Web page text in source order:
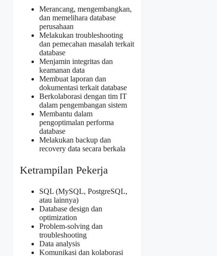
Merancang, mengembangkan,
dan memelihara database
perusahaan
Melakukan troubleshooting
dan pemecahan masalah terkait
database
Menjamin integritas dan
keamanan data
Membuat laporan dan
dokumentasi terkait database
Berkolaborasi dengan tim IT
dalam pengembangan sistem
Membantu dalam
pengoptimalan performa
database
Melakukan backup dan
recovery data secara berkala
Ketrampilan Pekerja
SQL (MySQL, PostgreSQL,
atau lainnya)
Database design dan
optimization
Problem-solving dan
troubleshooting
Data analysis
Komunikasi dan kolaborasi